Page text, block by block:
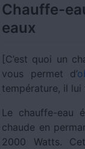
Chauffe-
eaux
[C’est quoi un
vous permet d’
température, il
Le chauffe-eau
chaude en
2000 Watts.